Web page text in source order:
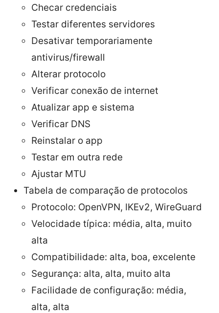
Checar credenciais
Testar diferentes servidores
Desativar temporariamente
antivirus/firewall
Alterar protocolo
Verificar conexão de internet
Atualizar app e sistema
Verificar DNS
Reinstalar o app
Testar em outra rede
Ajustar MTU
Tabela de comparação de protocolos
Protocolo: OpenVPN, IKEv2, WireGuard
Velocidade típica: média, alta, muito
alta
Compatibilidade: alta, boa, excelente
Segurança: alta, alta, muito alta
Facilidade de configuração: média,
alta, alta